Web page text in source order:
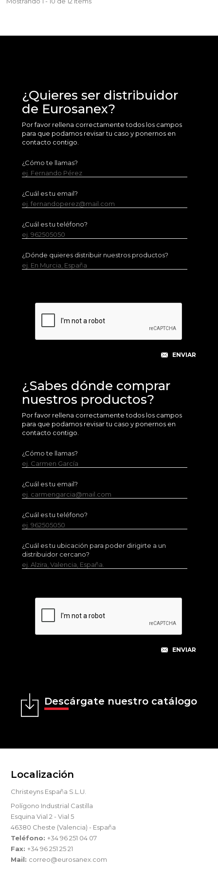
¿Quieres ser distribuidor
de Eurosanex?
Por favor rellena correctamente todos los campos
para que podamos revisar tu caso y ponernos en
contacto contigo.
¿Cómo te llamas?
ej. Fernando Pérez
¿Cuál es tu email?
ej. fernandoperez@mail.com
¿Cuál es tu teléfono?
ej. 962505050
¿Dónde quieres distribuir nuestros productos?
ej. En Murcia, España
¿Sabes dónde comprar
nuestros productos?
Por favor rellena correctamente todos los campos
para que podamos revisar tu caso y ponernos en
contacto contigo.
¿Cómo te llamas?
ej. Carmen García
¿Cuál es tu email?
ej. carmengarcia@mail.com
¿Cuál es tu teléfono?
ej. 962505050
¿Cuál es tu ubicación para poder dirigirte a un
distribuidor cercano?
ej. Alzira, Valencia, España.
Descárgate nuestro catálogo
Localización
Christeyns España S.L.U.
Polígono Industrial Castilla
Esquina Vial 2 - Vial 5
46380 Cheste (Valencia) - España
Teléfono:+34 96 251 04 07
Fax:+34 96 251 25 21
Mail: correo@eurosanex.com